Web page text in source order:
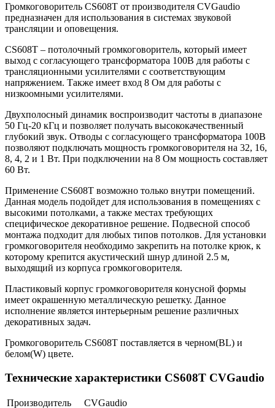
Громкоговоритель CS608T от производителя CVGaudio
предназначен для использования в системах звуковой
трансляции и оповещения.
CS608T – потолочный громкоговоритель, который имеет
выход с согласующего трансформатора 100В для работы с
трансляционными усилителями с соответствующим
напряжением. Также имеет вход 8 Ом для работы с
низкоомными усилителями.
Двухполосный динамик воспроизводит частоты в диапазоне
50 Гц-20 кГц и позволяет получать высококачественный
глубокий звук. Отводы с согласующего трансформатора 100В
позволяют подключать мощность громкоговорителя на 32, 16,
8, 4, 2 и 1 Вт. При подключении на 8 Ом мощность составляет
60 Вт.
Применение CS608T возможно только внутри помещений.
Данная модель подойдет для использования в помещениях с
высокими потолками, а также местах требующих
специфическое декоративное решение. Подвесной способ
монтажа подходит для любых типов потолков. Для установки
громкоговорителя необходимо закрепить на потолке крюк, к
которому крепится акустический шнур длиной 2.5 м,
выходящий из корпуса громкоговорителя.
Пластиковый корпус громкоговорителя конусной формы
имеет окрашенную металлическую решетку. Данное
исполнение является интерьерным решение различных
декоративных задач.
Громкоговоритель CS608T поставляется в черном(BL) и
белом(W) цвете.
Технические характеристики CS608T CVGaudio
Производитель
CVGaudio